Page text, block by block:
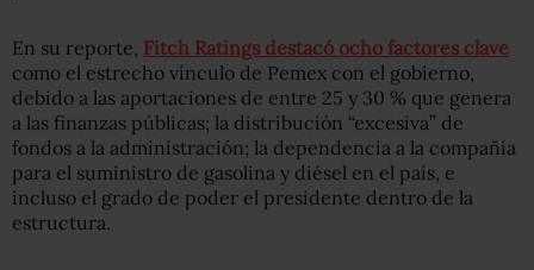
En su reporte, Fitch Ratings destacó ocho factores clave
como el estrecho vínculo de Pemex con el gobierno,
debido a las aportaciones de entre 25 y 30 % que genera
a las finanzas públicas; la distribución “excesiva” de
fondos a la administración; la dependencia a la compañía
para el suministro de gasolina y diésel en el país, e
incluso el grado de poder el presidente dentro de la
estructura.